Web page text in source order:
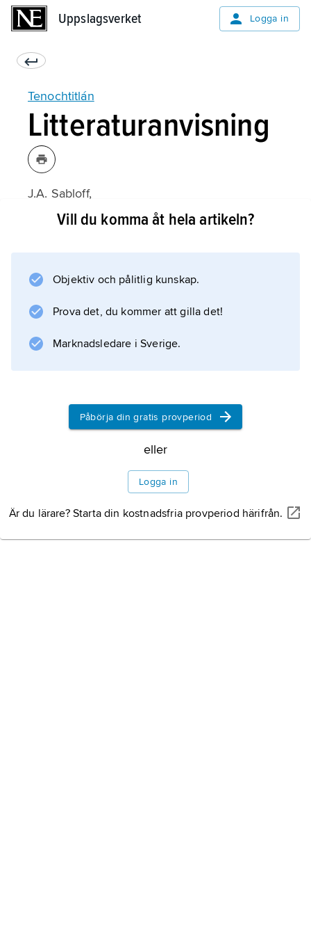
Uppslagsverket Logga in
Tenochtitlán
Litteraturanvisning
J.A. Sabloff,
The Cities of Ancient Mexico
Vill du komma åt hela artikeln?
Objektiv och pålitlig kunskap.
Prova det, du kommer att gilla det!
Marknadsledare i Sverige.
Påbörja din gratis provperiod
eller
Logga in
Är du lärare? Starta din kostnadsfria provperiod härifrån.